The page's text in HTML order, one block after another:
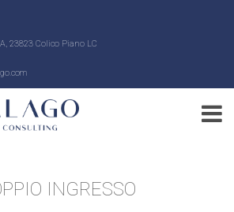
23823 Colico Piano LC
INGRESSO